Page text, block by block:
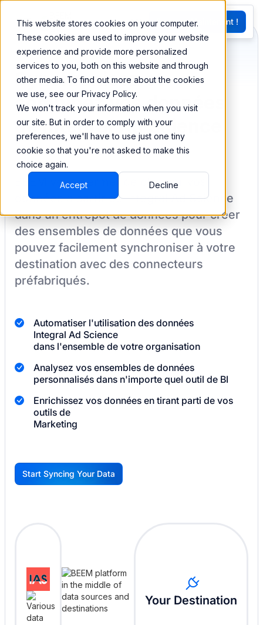
This website stores cookies on your computer.
These cookies are used to improve your website
experience and provide more personalized
services to you, both on this website and through
other media. To find out more about the cookies
we use, see our Privacy Policy.
We won't track your information when you visit
our site. But in order to comply with your
preferences, we'll have to use just one tiny
cookie so that you're not asked to make this
choice again.
Accept Decline
EN
G
Essayez Maintenant !
Synchronisez et
combinez vos données
de Integral Ad Science
BEEM vous permet de charger vos
données à partir deIntegral Ad Science
dans un entrepôt de données pour créer
des ensembles de données que vous
pouvez facilement synchroniser à votre
destination avec des connecteurs
préfabriqués.
Automatiser l'utilisation des données
Integral Ad Science
dans l'ensemble de votre organisation
Analysez vos ensembles de données
personnalisés dans n'importe quel outil de BI
Enrichissez vos données en tirant parti de vos
outils de
Marketing
G
Start Syncing Your Data
Your Destination